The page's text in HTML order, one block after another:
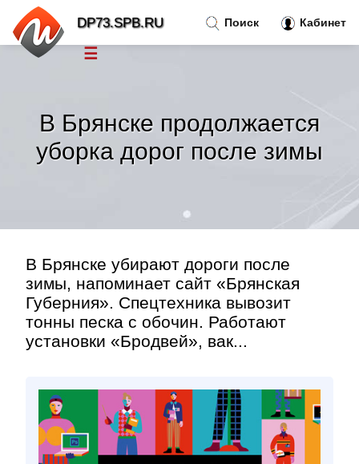
В Брянске продолжается
уборка дорог после зимы
В Брянске убирают дороги после
зимы, напоминает сайт «Брянская
Губерния». Спецтехника вывозит
тонны песка с обочин. Работают
установки «Бродвей», вак...
Поиск Кабинет
DP73.SPB.RU
☰
Тренды новостей »
Правила»
Контакт »